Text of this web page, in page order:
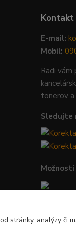
Kontakt
E-mail:
Mobil:
Radi
tonerov a
Sledujte
Apple
stránky, analýzy či